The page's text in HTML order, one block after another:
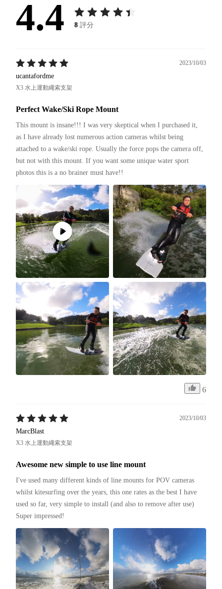
4.4 8 評分
2023/10/03
ucantafordme
X3 水上運動繩索支架
Perfect Wake/Ski Rope Mount
This mount is insane!!! I was very skeptical when I purchased it,
as I have already lost numerous action cameras whilst being
attached to a wake/ski rope. Usually the force pops the camera off,
but not with this mount. If you want some unique water sport
photos this is a no brainer must have!!
6
2023/10/03
MarcBlast
X3 水上運動繩索支架
Awesome new simple to use line mount
I've used many different kinds of line mounts for POV cameras
whilst kitesurfing over the years, this one rates as the best I have
used so far, very simple to install (and also to remove after use)
Super impressed!